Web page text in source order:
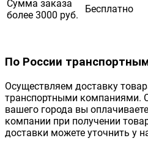
Сумма заказа
более 3000 руб.
Бесплатно
По России
Осуществляем доставку
транспортными компаниями.
вашего города вы
компании при получении
доставки можете уточнить у